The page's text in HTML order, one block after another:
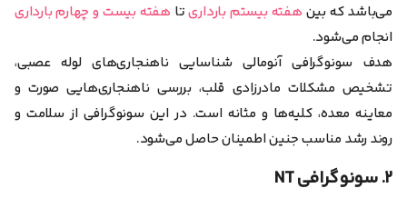
می‌باشد که بین هفته‌ بیستم بارداریتا هفته بیست و چهارم بارداری
انجام می‌شود.
هدف سونوگرافی آنومالیشناسایی ناهنجاری‌های لوله عصبی،
تشخیص مشکلات مادرزادی قلب، بررسی ناهنجاری‌هایی صورت و
معاینه معده، کلیه‌ها و مثانه است. در این سونوگرافی از سلامت و
روند رشد مناسب جنین اطمینان حاصل می‌شود.
۲. سونوگرافی NT